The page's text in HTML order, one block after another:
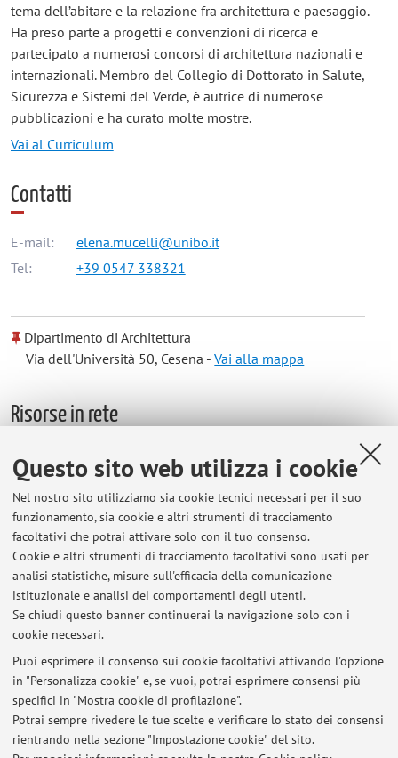
Questo sito web utilizza i cookie
Nel nostro sito utilizziamo sia cookie tecnici necessari per il suo
funzionamento, sia cookie e altri strumenti di tracciamento
facoltativi che potrai attivare solo con il tuo consenso.
Cookie e altri strumenti di tracciamento facoltativi sono usati per
analisi statistiche, misure sull'efficacia della comunicazione
istituzionale e analisi dei comportamenti degli utenti.
Se chiudi questo banner continuerai la navigazione solo con i
cookie necessari.
Puoi esprimere il consenso sui cookie facoltativi attivando l'opzione
in "Personalizza cookie" e, se vuoi, potrai esprimere consensi più
specifici in "Mostra cookie di profilazione".
Potrai sempre rivedere le tue scelte e verificare lo stato dei consensi
rientrando nella sezione "Impostazione cookie" del sito.
tema dell’abitare e la relazione fra architettura e paesaggio.
Ha preso parte a progetti e convenzioni di ricerca e
partecipato a numerosi concorsi di architettura nazionali e
internazionali. Membro del Collegio di Dottorato in Salute,
Sicurezza e Sistemi del Verde, è autrice di numerose
pubblicazioni e ha curato molte mostre.
Vai al Curriculum
Contatti
E-mail:
elena.mucelli@unibo.it
Tel:
+39 0547 338321
Dipartimento di Architettura
Via dell'Università 50, Cesena -Vai alla mappa
Risorse in rete
ORCID
Orario di ricevimento
Lunedì, 17.00 - 18.00
Dipartimento di Architettura
via dell'Università 50, Cesena
Ultimi avvisi
Al momento non sono presenti avvisi.